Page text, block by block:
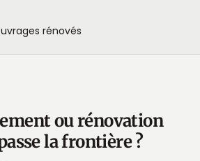
rénovés
ou rénovation
la frontière ?